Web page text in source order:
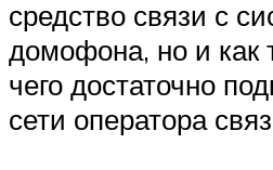
средство связи с
домофона, но и как
чего достаточно
сети оператора